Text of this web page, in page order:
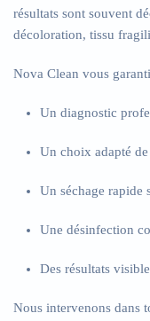
résultats sont souvent
décoloration, tissu
Nova Clean vous
Un diagnostic
Un choix adapté
Un séchage rapide
Une désinfection
Des résultats
Nous intervenons dans